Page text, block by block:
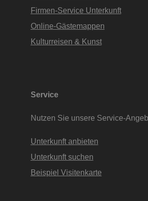
Firmen-Service Unterkunft
Online-Gästemappen
Kulturreisen & Kunst
Service
Nutzen Sie unsere Service-
Unterkunft anbieten
Unterkunft suchen
Beispiel Visitenkarte